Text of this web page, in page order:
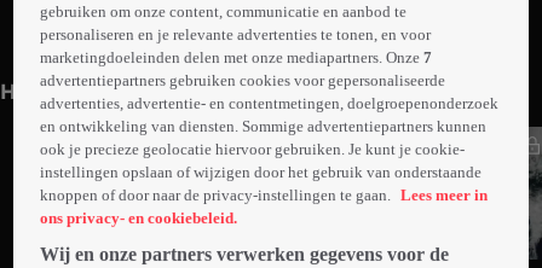
Meer
Het laatste weer
gebruiken om onze content, communicatie en aanbod te
personaliseren en je relevante advertenties te tonen, en voor
marketingdoeleinden delen met onze mediapartners. Onze7
advertentiepartners gebruiken cookies voor gepersonaliseerde
advertenties, advertentie- en contentmetingen, doelgroepenonderzoek
en ontwikkeling van diensten. Sommige advertentiepartners kunnen
ook je precieze geolocatie hiervoor gebruiken. Je kunt je cookie-
instellingen opslaan of wijzigen door het gebruik van onderstaande
knoppen of door naar de privacy-instellingen te gaan.
Lees meer in
ons privacy- en cookiebeleid.
Wij en onze partners verwerken gegevens voor de